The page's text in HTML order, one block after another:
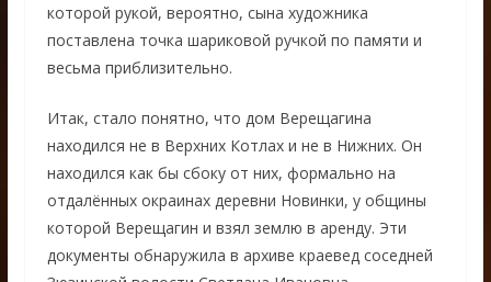
которой рукой, вероятно, сына художника
поставлена точка шариковой ручкой по памяти и
весьма приблизительно.
Итак, стало понятно, что дом Верещагина
находился не в Верхних Котлах и не в Нижних. Он
находился как бы сбоку от них, формально на
отдалённых окраинах деревни Новинки, у общины
которой Верещагин и взял землю в аренду. Эти
документы обнаружила в архиве краевед соседней